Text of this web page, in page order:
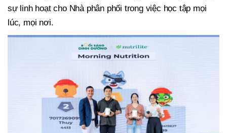
sự linh hoạt cho Nhà phân phối trong việc học tập mọi
lúc, mọi nơi.